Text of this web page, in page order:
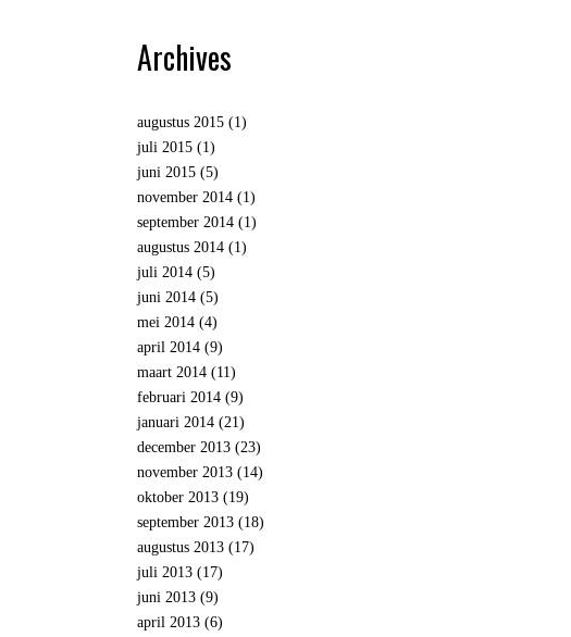
Archives
augustus 2015(1)
juli 2015(1)
juni 2015(5)
november 2014(1)
september 2014(1)
augustus 2014(1)
juli 2014(5)
juni 2014(5)
mei 2014(4)
april 2014(9)
maart 2014(11)
februari 2014(9)
januari 2014(21)
december 2013(23)
november 2013(14)
oktober 2013(19)
september 2013(18)
augustus 2013(17)
juli 2013(17)
juni 2013(9)
april 2013(6)